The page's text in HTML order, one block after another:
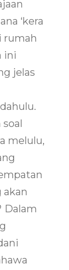
‘kera
rumah
ini
jelas
melulu,
akan
Dalam